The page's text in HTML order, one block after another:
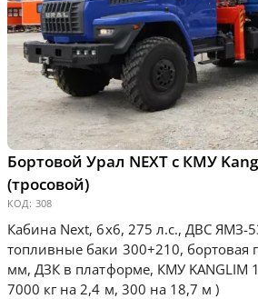
Бортовой Урал NEXT с КМУ
(тросовой)
КОД: 308
Кабина Next, 6х6, 275 л.с., ДВС
топливные баки 300+210, бортовая
мм, ДЗК в платформе, КМУ KANGLIM
7000 кг на 2,4 м, 300 на 18,7 м )